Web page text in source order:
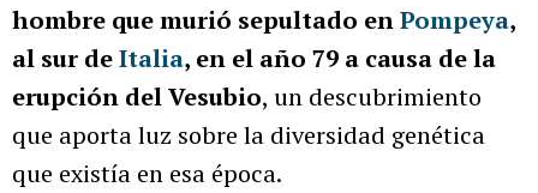
hombre que murió sepultado enPompeya,
al sur deItalia, en el año 79 a causa de la
erupción del Vesubio, un descubrimiento
que aporta luz sobre la diversidad genética
que existía en esa época.